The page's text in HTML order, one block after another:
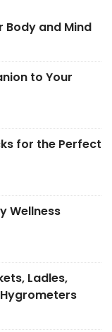
Body and Mind
to Your
for the Perfect
Wellness
Ladles,